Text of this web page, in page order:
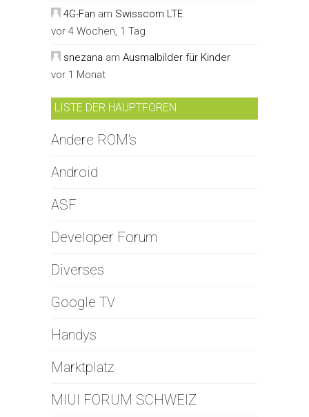
4G-Fan am Swisscom LTE
vor 4 Wochen, 1 Tag
snezana am Ausmalbilder für Kinder
vor 1 Monat
LISTE DER HAUPTFOREN
Andere ROM's
Android
ASF
Developer Forum
Diverses
Google TV
Handys
Marktplatz
MIUI FORUM SCHWEIZ